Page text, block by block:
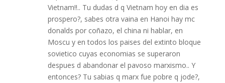
Vietnam!!.. Tu dudas d q Vietnam hoy en dia es
prospero?, sabes otra vaina en Hanoi hay mc
donalds por coñazo, el china ni hablar, en
Moscu y en todos los paises del extinto bloque
sovietico cuyas economias se superaron
despues d abandonar el pavoso marxismo.. Y
entonces? Tu sabias q marx fue pobre q jode?,